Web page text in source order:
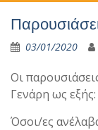
03/01/2020
Οι
Γενάρη ως εξής:
Όσοι/ες